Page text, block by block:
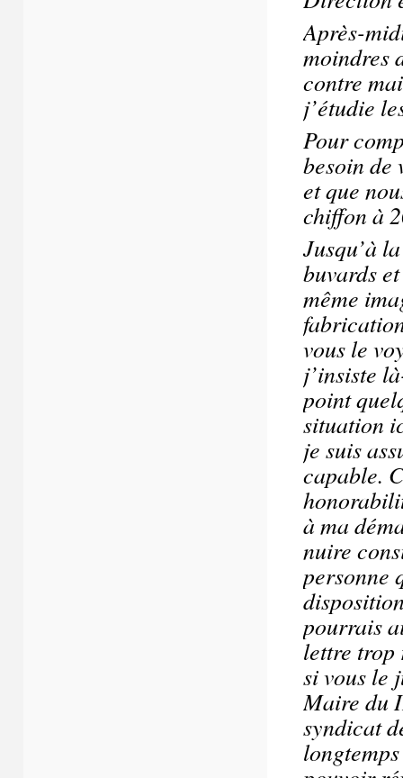
Après-
moindres
contre
j’étudie
Pour
besoin de
et que
chiffon à
Jusqu’à
buvards
même
vous le
j’insiste
point
situation
je suis
capable.
à ma
nuire
personne
pourrais
lettre trop
si vous le
Maire du
syndicat